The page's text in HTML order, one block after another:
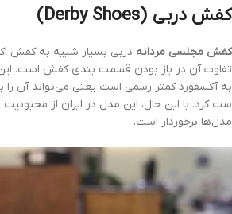
کفش دربی (Derby Shoes)
کفش مجلسی مردانه دربی بسیار شبیه به کفش
تفاوت آن در باز بودن قسمت بندی کفش است.
به آکسفورد کمتر رسمی است یعنی می‌تواند آن را
ست کرد. با این حال، این مدل در ایران از
مدل‌ها برخوردار است.